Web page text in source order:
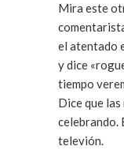
Mira este
el atentado
y dice
tiempo
Dice que las
celebrando.
televión.